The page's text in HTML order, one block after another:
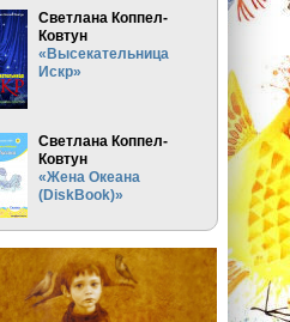
Светлана Коппел-
Ковтун
«Высекательница
Искр»
Светлана Коппел-
Ковтун
«Жена Океана
(DiskBook)»